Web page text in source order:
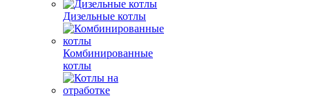
Дизельные котлы
Комбинированные
котлы